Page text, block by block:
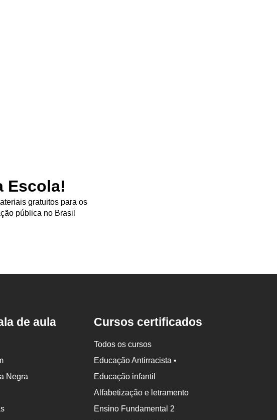
Escola!
gratuitos para os
pública no Brasil
de aula
Negra
Cursos certificados
Todos os cursos
Educação Antirracista •
Educação infantil
Alfabetização e letramento
Ensino Fundamental 2